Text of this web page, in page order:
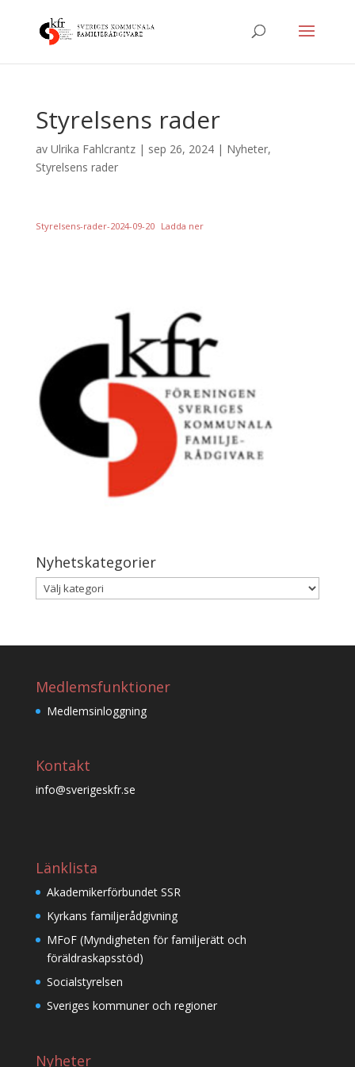
Styrelsens rader
av Ulrika Fahlcrantz| sep 26, 2024| Nyheter,
Styrelsens rader
Styrelsens-rader-2024-09-20 Ladda ner
Nyhetskategorier
Nyhetskategorier
Medlemsfunktioner
Medlemsinloggning
Kontakt
info@sverigeskfr.se
Länklista
Akademikerförbundet SSR
Kyrkans familjerådgivning
MFoF (Myndigheten för familjerätt och
föräldraskapsstöd)
Socialstyrelsen
Sveriges kommuner och regioner
Nyheter